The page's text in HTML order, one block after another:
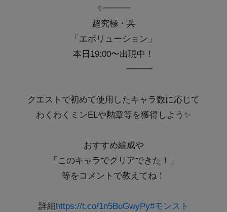
✨━━━
超究極・兵
「エボリューション」
本日19:00〜出現中！
━━━
クエストで初めて使用したキャラ数に応じて
わくわくミンELや勲章等を獲得しよう✨
おすすめ編成や
「このキャラでクリアできた！」
等をコメントで教えてね！
詳細https://t.co/1n5BuGwyPy#モンスト